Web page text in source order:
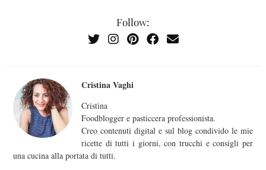
Follow:
Cristina Vaghi
Cristina
Foodblogger e pasticcera professionista.
Creo contenuti digital e sul blog condivido le mie
ricette di tutti i giorni, con trucchi e consigli per
una cucina alla portata di tutti.